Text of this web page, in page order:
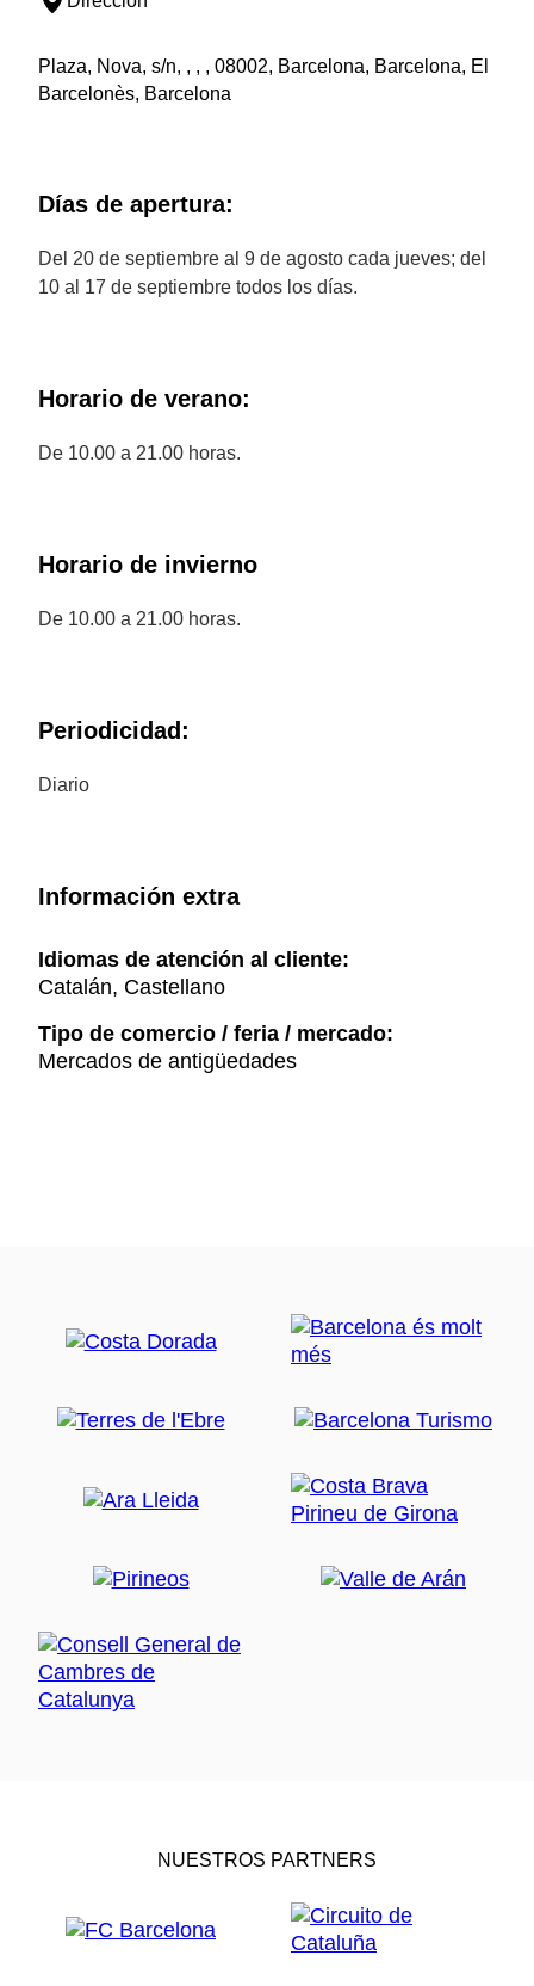
Plaza, Nova, s/n, , , , 08002, Barcelona, Barcelona, El
Barcelonès, Barcelona
Días de apertura:
Del 20 de septiembre al 9 de agosto cada jueves; del
10 al 17 de septiembre todos los días.
Horario de verano:
De 10.00 a 21.00 horas.
Horario de invierno
De 10.00 a 21.00 horas.
Periodicidad:
Diario
Información extra
Idiomas de atención al cliente:
Catalán, Castellano
Tipo de comercio / feria / mercado:
Mercados de antigüedades
NUESTROS PARTNERS